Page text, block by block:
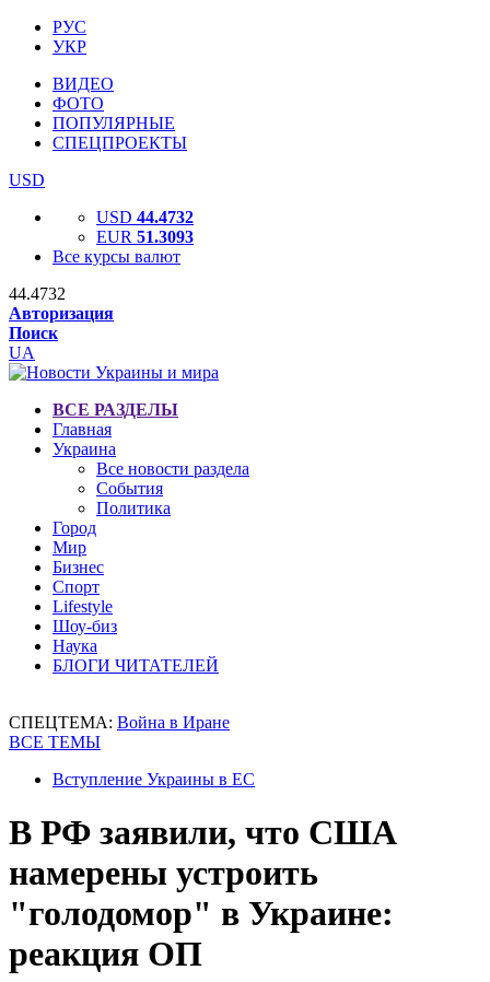
РУС
УКР
ВИДЕО
ФОТО
ПОПУЛЯРНЫЕ
СПЕЦПРОЕКТЫ
USD
USD 44.4732
EUR 51.3093
Все курсы валют
44.4732
Авторизация
Поиск
UA
ВСЕ РАЗДЕЛЫ
Главная
Украина
Все новости раздела
События
Политика
Город
Мир
Бизнес
Спорт
Lifestyle
Шоу-биз
Наука
БЛОГИ ЧИТАТЕЛЕЙ
СПЕЦТЕМА: Война в Иране
ВСЕ ТЕМЫ
Вступление Украины в ЕС
В РФ заявили, что США
намерены устроить
"голодомор" в Украине:
реакция ОП